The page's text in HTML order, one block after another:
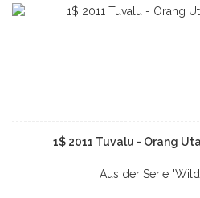
1$ 2011 Tuvalu - Orang
Aus der Serie